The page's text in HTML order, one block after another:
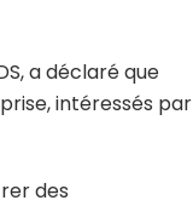
a déclaré que
intéressés par
des